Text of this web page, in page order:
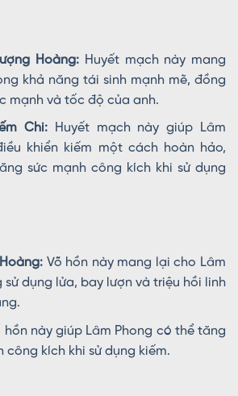
Hoàng: Huyết mạch này mang
khả năng tái sinh mạnh mẽ, đồng
mạnh và tốc độ của anh.
Chi: Huyết mạch này giúp Lâm
khiển kiếm một cách hoàn hảo,
sức mạnh công kích khi sử dụng
Võ hồn này mang lại cho Lâm
sử dụng lửa, bay lượn và triệu hồi linh
hồn này giúp Lâm Phong có thể tăng
công kích khi sử dụng kiếm.